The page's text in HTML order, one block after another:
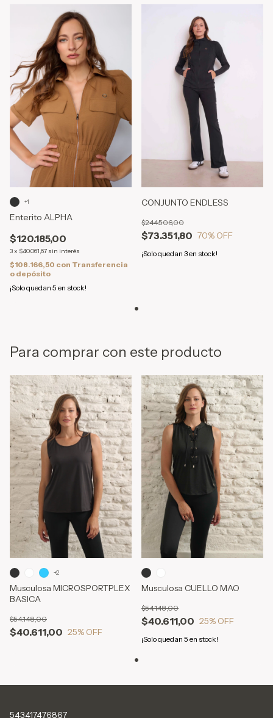
Enterito ALPHA
$120.185,00
3x $40.061,67 sin interés
$108.166,50 con Transferencia
o depósito
¡Solo quedan 5 en stock!
+1 CONJUNTO ENDLESS
$73.351,80
$244.506,00
70% OFF
¡Solo quedan 3en stock!
Para comprar con este producto
Musculosa MICROSPORTPLEX
BASICA
$40.611,00
$54.148,00
25% OFF
+2
Musculosa CUELLO MAO
$40.611,00
$54.148,00
25% OFF
¡Solo quedan 5 en stock!
543417476867